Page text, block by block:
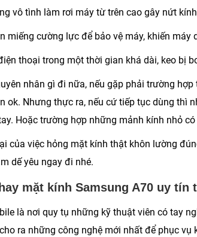
vô tình làm rơi máy từ trên cao gây nứt
miếng cường lực để bảo vệ máy, khiến máy
thoại trong một thời gian khá dài, keo bị
nhân gì đi nữa, nếu gặp phải trường
ok. Nhưng thực ra, nếu cứ tiếp tục dùng thì
Hoặc trường hợp những mảnh kính nhỏ
của việc hỏng mặt kính thật khôn lường
dế yêu ngay đi nhé.
mặt kính Samsung A70 uy tín
là nơi quy tụ những kỹ thuật viên có tay
ra những công nghệ mới nhất để phục